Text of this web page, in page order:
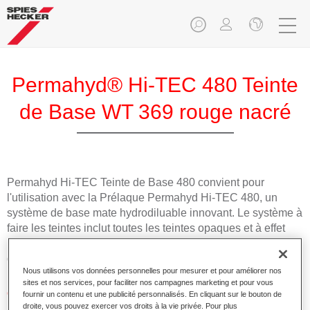
Permahyd® Hi-TEC 480 Teinte
de Base WT 369 rouge nacré
Permahyd Hi-TEC Teinte de Base 480 convient pour
l'utilisation avec la Prélaque Permahyd Hi-TEC 480, un
système de base mate hydrodiluable innovant. Le système à
faire les teintes inclut toutes les teintes opaques et à effet
nécessaires pour la réparation carrosserie de haute qualité
des voitures de tourisme.
Caractéristiques du produit
Nous utilisons vos données personnelles pour mesurer et pour améliorer nos
sites et nos services, pour faciliter nos campagnes marketing et pour vous
fournir un contenu et une publicité personnalisés. En cliquant sur le bouton de
droite, vous pouvez exercer vos droits à la vie privée. Pour plus